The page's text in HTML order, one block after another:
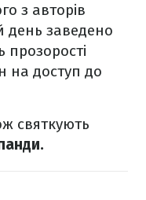
з авторів
день заведено
прозорості
на доступ до
святкують